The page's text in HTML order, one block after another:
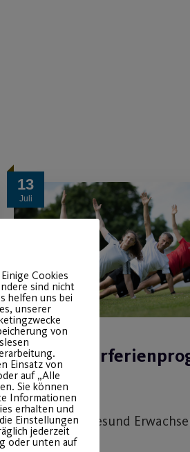
13
Juli
2026
Fit und Gesund
Kinder
Cookies
sind nicht
helfen uns bei
unserer
von
Einsatz von
auf „Alle
Sie können
Informationen
erhalten und
Einstellungen
jederzeit
oder unten auf